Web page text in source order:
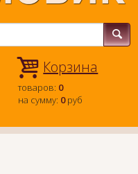
Корзина
товаров: 0
на сумму: 0руб